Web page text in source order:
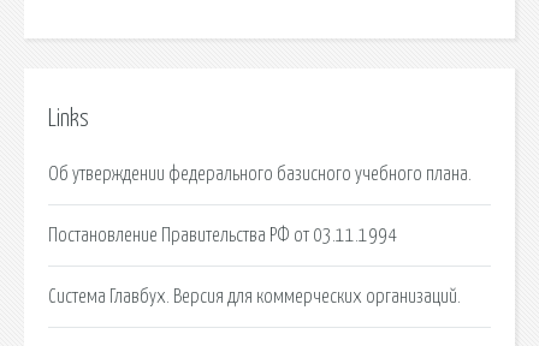
Links
Об утверждении федерального базисного учебного плана.
Постановление Правительства РФ от 03.11.1994
Система Главбух. Версия для коммерческих организаций.